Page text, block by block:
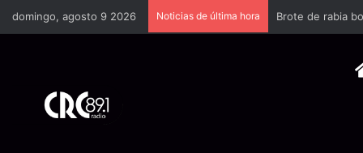
domingo, agosto 9 2026 Noticias de última hora Brote de rabia